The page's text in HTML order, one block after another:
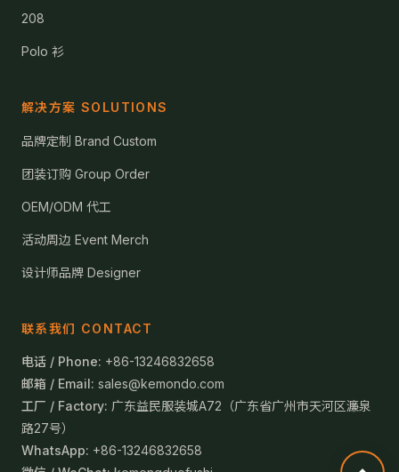
208
Polo 衫
解决方案 SOLUTIONS
品牌定制 Brand Custom
团装订购 Group Order
OEM/ODM 代工
活动周边 Event Merch
设计师品牌 Designer
联系我们 CONTACT
电话 / Phone: +86-13246832658
邮箱 / Email: sales@kemondo.com
工厂 / Factory: 广东益民服装城A72（广东省广州市天河区濂泉
路27号）
WhatsApp: +86-13246832658